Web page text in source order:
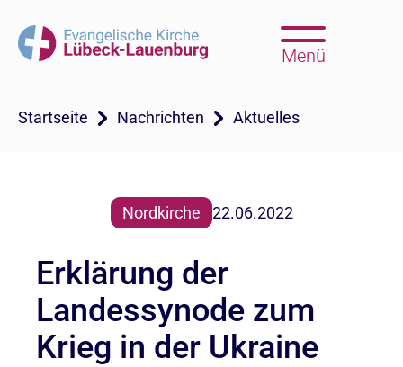
Menü
Startseite Nachrichten Aktuelles
Nordkirche 22.06.2022
Erklärung der
Landessynode zum
Krieg in der Ukraine